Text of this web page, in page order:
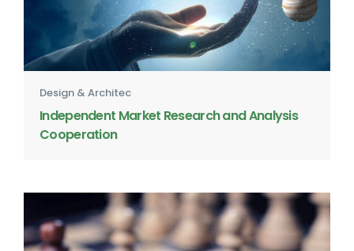
Design & Architec
Independent Market Research and Analysis
Cooperation